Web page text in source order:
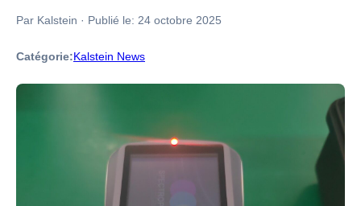
Par Kalstein · Publié le: 24 octobre 2025
Catégorie:Kalstein News